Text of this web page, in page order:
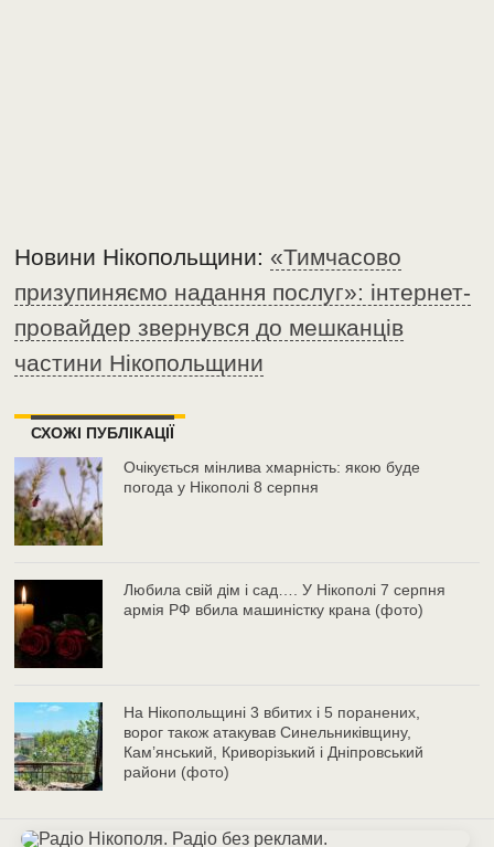
Новини Нікопольщини:«Тимчасово
призупиняємо надання послуг»: інтернет-
провайдер звернувся до мешканців
частини Нікопольщини
СХОЖІ ПУБЛІКАЦІЇ
Очікується мінлива хмарність: якою буде
погода у Нікополі 8 серпня
Любила свій дім і сад…. У Нікополі 7 серпня
армія РФ вбила машиністку крана (фото)
На Нікопольщині 3 вбитих і 5 поранених,
ворог також атакував Синельниківщину,
Кам’янський, Криворізький і Дніпровський
райони (фото)